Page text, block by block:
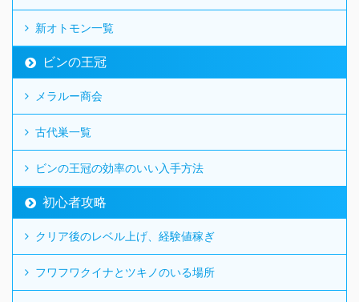
新オトモン一覧
ビンの王冠
メラルー商会
古代巣一覧
ビンの王冠の効率のいい入手方法
初心者攻略
クリア後のレベル上げ、経験値稼ぎ
フワフワクイナとツキノのいる場所